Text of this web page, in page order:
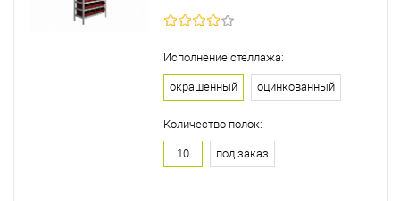
Исполнение стеллажа:
окрашенный оцинкованный
Количество полок:
10 под заказ